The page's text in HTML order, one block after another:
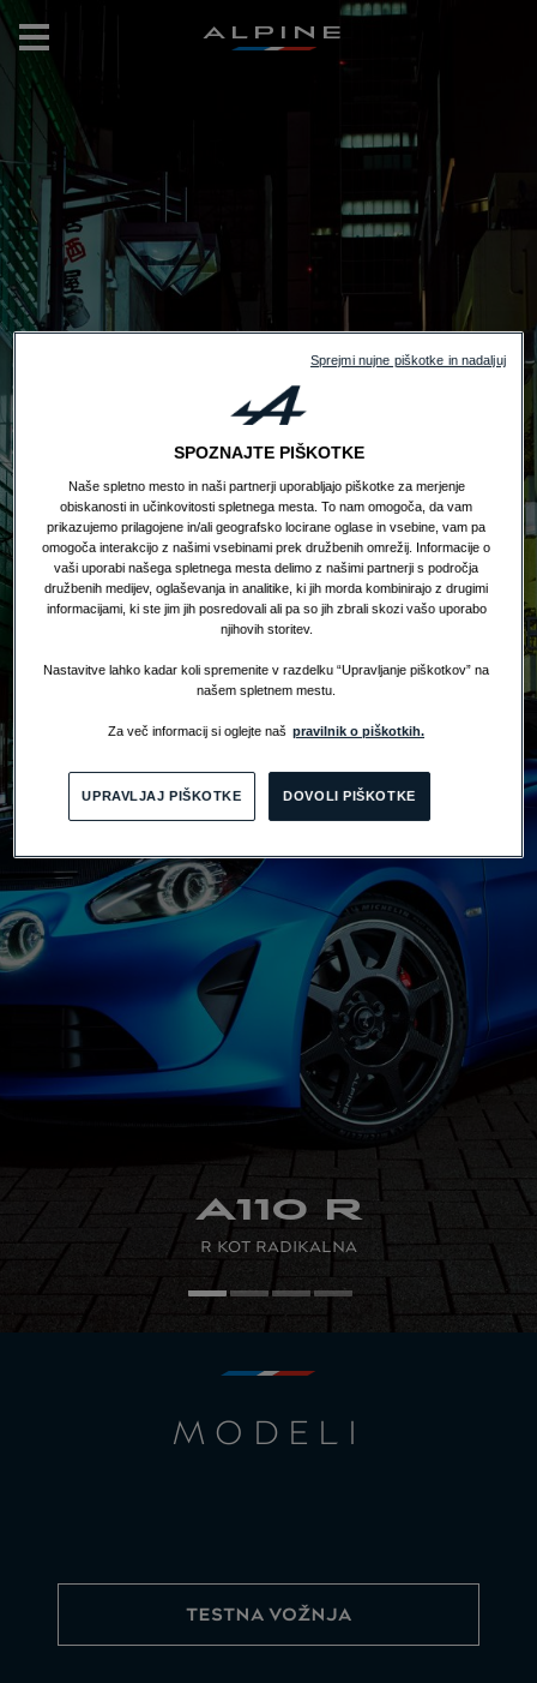
ALPINE
A110 R
R KOT RADIKALNA
MODELI
TESTNA VOŽNJA
SPOZNAJTE PIŠKOTKE
Naše spletno mesto in naši partnerji uporabljajo piškotke za merjenje
obiskanosti in učinkovitosti spletnega mesta. To nam omogoča, da vam
prikazujemo prilagojene in/ali geografsko locirane oglase in vsebine, vam pa
omogoča interakcijo z našimi vsebinami prek družbenih omrežij. Informacije o
vaši uporabi našega spletnega mesta delimo z našimi partnerji s področja
družbenih medijev, oglaševanja in analitike, ki jih morda kombinirajo z drugimi
informacijami, ki ste jim jih posredovali ali pa so jih zbrali skozi vašo uporabo
njihovih storitev.
Nastavitve lahko kadar koli spremenite v razdelku “Upravljanje piškotkov” na
našem spletnem mestu.
Za več informacij si oglejte naš pravilnik o piškotkih.
DOVOLI PIŠKOTKE
UPRAVLJAJ PIŠKOTKE
Sprejmi nujne piškotke in nadaljuj